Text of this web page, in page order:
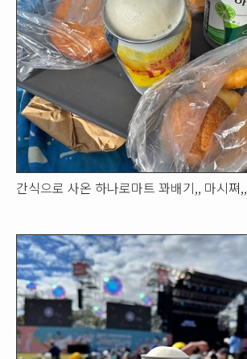
간식으로 사온 하나로마트 꽈배기,, 마시쪄,,